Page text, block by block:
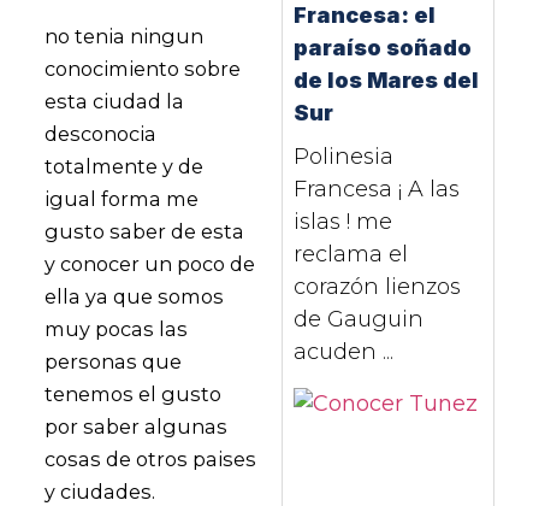
no tenia ningun
conocimiento sobre
esta ciudad la
desconocia
totalmente y de
igual forma me
gusto saber de esta
y conocer un poco de
ella ya que somos
muy pocas las
personas que
tenemos el gusto
por saber algunas
cosas de otros paises
y ciudades.
Francesa: el
paraíso soñado
de los Mares del
Sur
Polinesia
Francesa ¡ A las
islas ! me
reclama el
corazón lienzos
de Gauguin
acuden ...